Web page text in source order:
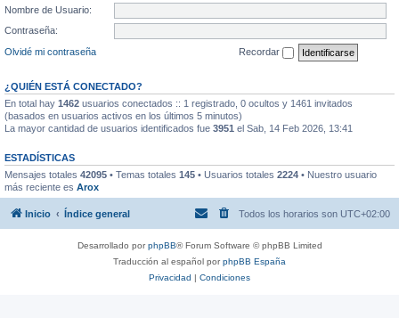
Nombre de Usuario:
Contraseña:
Olvidé mi contraseña
Recordar
¿QUIÉN ESTÁ CONECTADO?
En total hay 1462 usuarios conectados :: 1 registrado, 0 ocultos y 1461 invitados
(basados en usuarios activos en los últimos 5 minutos)
La mayor cantidad de usuarios identificados fue 3951 el Sab, 14 Feb 2026, 13:41
ESTADÍSTICAS
Mensajes totales 42095 • Temas totales 145 • Usuarios totales 2224 • Nuestro usuario
más reciente es Arox
Inicio Índice general Todos los horarios son UTC+02:00
Desarrollado porphpBB® Forum Software © phpBB Limited
Traducción al español porphpBB España
Privacidad | Condiciones